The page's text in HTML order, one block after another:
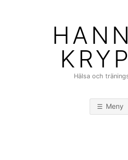
Hälsa och
Meny